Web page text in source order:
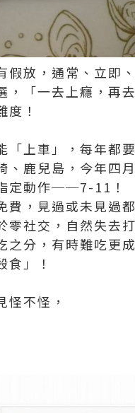
假放，通常、立即
，「一去上癮，再
！
「上車」，每年都
、鹿兒島，今年四
定動作──7-11！
費，見過或未見過都
零社交，自然失去
之分，有時難吃更
」！
怪不怪，